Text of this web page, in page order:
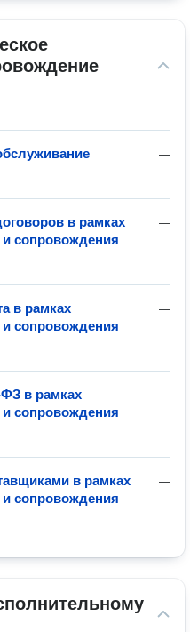
—
—
в рамках
и сопровождения
—
в рамках
и сопровождения
—
ФЗ в рамках
и сопровождения
—
в рамках
и сопровождения